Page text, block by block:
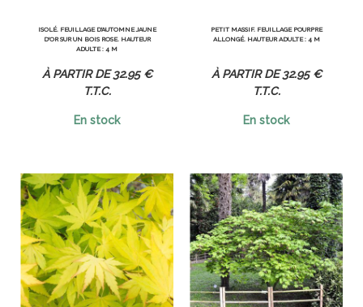
ISOLÉ. FEUILLAGE D'AUTOMNE JAUNE
D'OR SUR UN BOIS ROSE. HAUTEUR
ADULTE : 4 M
32.95 €
T.T.C.
En stock
PETIT MASSIF. FEUILLAGE POURPRE
ALLONGÉ. HAUTEUR ADULTE : 4 M
32.95 €
T.T.C.
En stock